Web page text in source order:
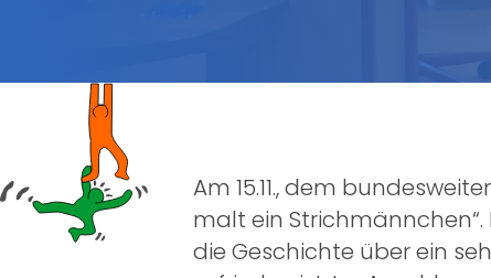
Am 15.11., dem
malt ein
die Geschichte über ein